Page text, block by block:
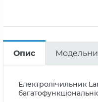
Опис
Електролічильник